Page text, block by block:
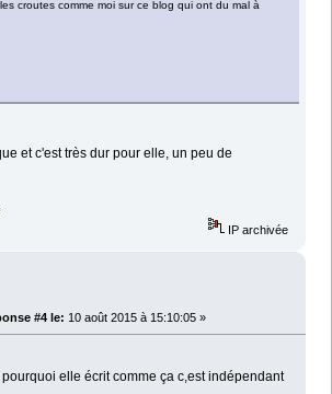
croutes comme moi sur ce blog qui ont du mal à
et c'est très dur pour elle, un peu de
IP archivée
#4 le: 10 août 2015 à 15:10:05 »
elle écrit comme ça c,est indépendant